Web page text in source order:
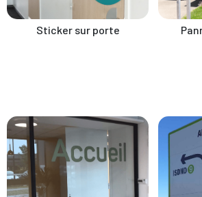
Sticker sur porte